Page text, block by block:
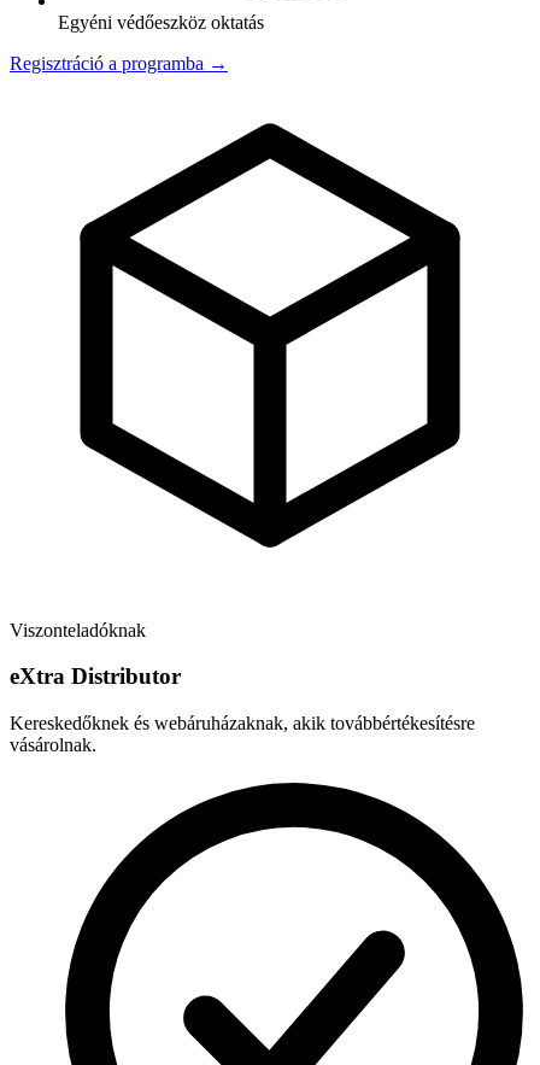
Egyéni védőeszköz oktatás
Regisztráció a programba →
Viszonteladóknak
eXtra Distributor
Kereskedőknek és webáruházaknak, akik továbbértékesítésre
vásárolnak.